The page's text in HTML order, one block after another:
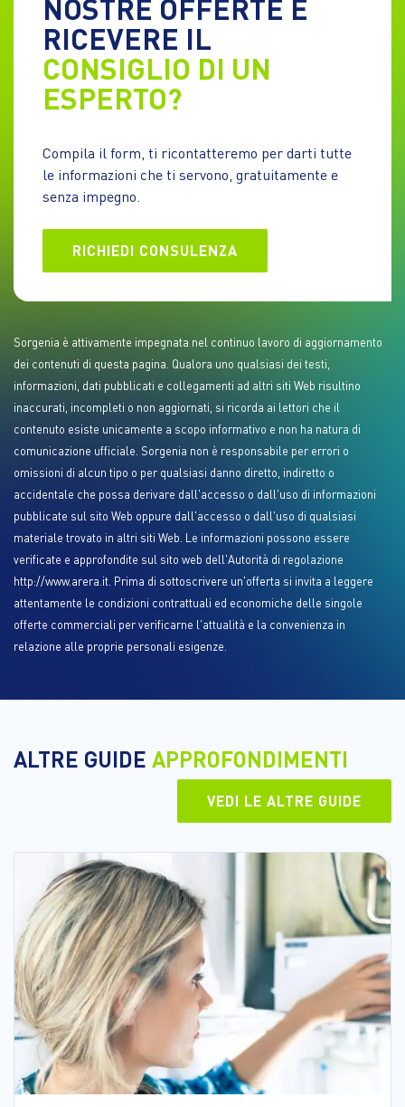
NOSTRE OFFERTE E
RICEVERE IL
CONSIGLIO DI UN
ESPERTO?
Compila il form, ti ricontatteremo per darti tutte
le informazioni che ti servono, gratuitamente e
senza impegno.
RICHIEDI CONSULENZA
Sorgenia è attivamente impegnata nel continuo lavoro di aggiornamento
dei contenuti di questa pagina. Qualora uno qualsiasi dei testi,
informazioni, dati pubblicati e collegamenti ad altri siti Web risultino
inaccurati, incompleti o non aggiornati, si ricorda ai lettori che il
contenuto esiste unicamente a scopo informativo e non ha natura di
comunicazione ufficiale. Sorgenia non è responsabile per errori o
omissioni di alcun tipo o per qualsiasi danno diretto, indiretto o
accidentale che possa derivare dall'accesso o dall'uso di informazioni
pubblicate sul sito Web oppure dall'accesso o dall'uso di qualsiasi
materiale trovato in altri siti Web. Le informazioni possono essere
verificate e approfondite sul sito web dell'Autorità di regolazione
http://www.arera.it. Prima di sottoscrivere un'offerta si invita a leggere
attentamente le condizioni contrattuali ed economiche delle singole
offerte commerciali per verificarne l'attualità e la convenienza in
relazione alle proprie personali esigenze.
ALTRE GUIDE APPROFONDIMENTI
VEDI LE ALTRE GUIDE